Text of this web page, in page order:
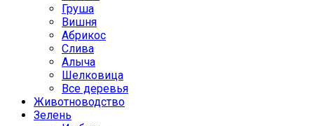
Груша
Вишня
Абрикос
Слива
Алыча
Шелковица
Все деревья
Животноводство
Зелень